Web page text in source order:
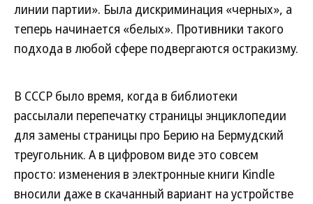
линии партии». Была дискриминация «черных», а
теперь начинается «белых». Противники такого
подхода в любой сфере подвергаются остракизму.
В СССР было время, когда в библиотеки
рассылали перепечатку страницы энциклопедии
для замены страницы про Берию на Бермудский
треугольник. А в цифровом виде это совсем
просто: изменения в электронные книги Kindle
вносили даже в скачанный вариант на устройстве